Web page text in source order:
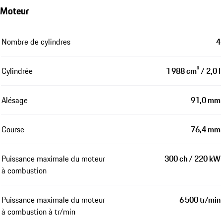
Moteur
Nombre de cylindres 4
Cylindrée 1 988 cm³ / 2,0 l
Alésage 91,0 mm
Course 76,4 mm
Puissance maximale du moteur
à combustion
300 ch / 220 kW
Puissance maximale du moteur
à combustion à tr/min
6 500 tr/min